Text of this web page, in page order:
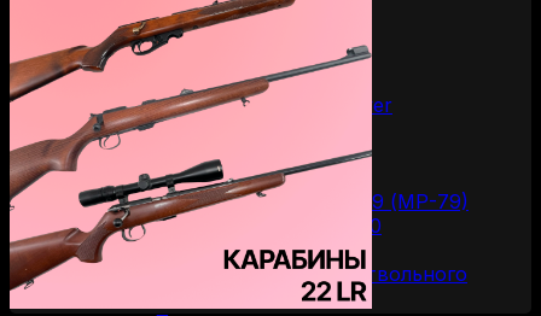
ОООП и газовое оружие
Пистолеты 10/28
Пистолеты 45 Rubber
Пистолеты 9 Р.А.
Пистолеты Grand Power
Пистолеты Streamer
Пистолеты Гроза
Пистолеты Макарова
Пистолеты ИЖ-79 (МР-79)
Пистолеты МР-80
Патроны
Патроны для гладкоствольного